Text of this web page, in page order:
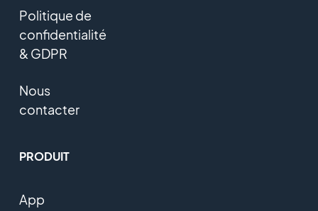
Politique de
confidentialité
& GDPR
Nous
contacter
PRODUIT
App